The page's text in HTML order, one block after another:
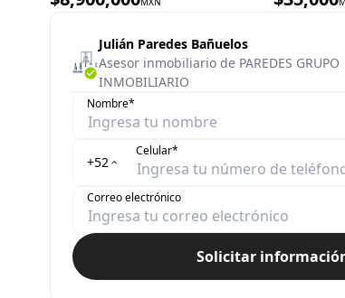
Julián Paredes Bañuelos
Asesor inmobiliario de PAREDES GRUPO
INMOBILIARIO
Nombre*
+52
Celular*
Correo electrónico
Solicitar